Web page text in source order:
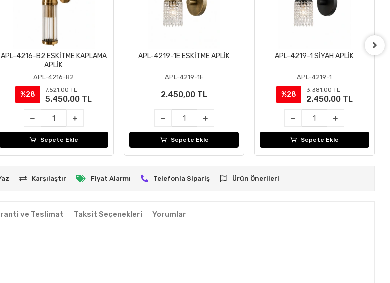
Sepete Ekle
APL-4216-B2 ESKİTME KAPLAMA
APLİK
APL-4216-B2
%28
7.521,00 TL
5.450,00 TL
Sepete Ekle
APL-4219-1E ESKİTME APLİK
APL-4219-1E
2.450,00 TL
Sepete Ekle
APL-4219-1 SİYAH APLİK
APL-4219-1
%28
3.381,00 TL
2.450,00 TL
Sepete Ekle
Karşılaştır Fiyat Alarmı Telefonla Sipariş Ürün Önerileri
ve Teslimat Taksit Seçenekleri Yorumlar